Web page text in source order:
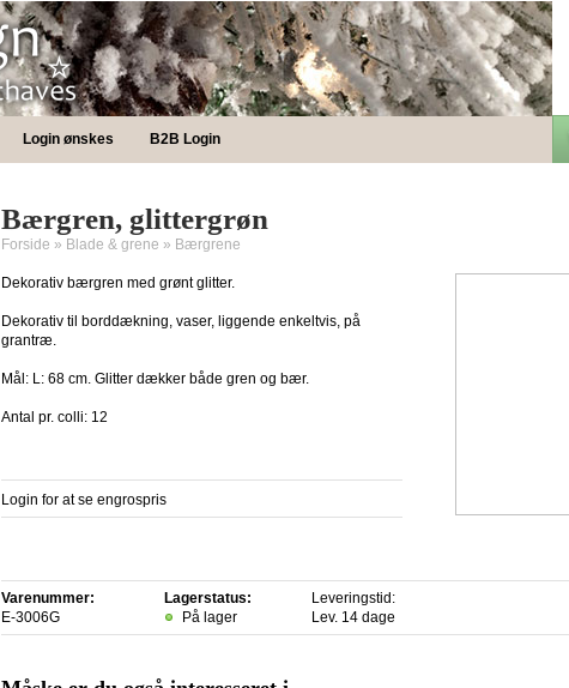
Login ønskes B2B Login
Bærgren, glittergrøn
Forside » Blade & grene » Bærgrene
Dekorativ bærgren med grønt glitter.
Dekorativ til borddækning, vaser, liggende enkeltvis, på
grantræ.
Mål: L: 68 cm. Glitter dækker både gren og bær.
Antal pr. colli: 12
Login for at se engrospris
Varenummer: Lagerstatus:
Leveringstid:
E-3006G
På lager Lev. 14 dage